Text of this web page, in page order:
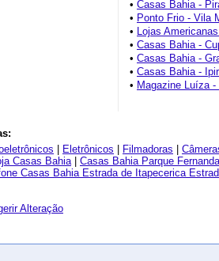
• Casas Bahia -
• Ponto Frio - Vila
• Lojas
• Casas Bahia -
• Casas Bahia -
• Casas Bahia -
• Magazine Luíza
Eletrônicos Filmadoras
Casas Bahia| Casas Bahia Parque Fernanda
Casas Bahia Estrada de Itapecerica
Alteração